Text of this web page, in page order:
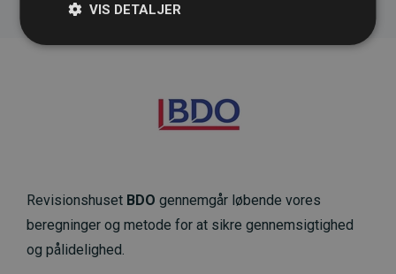
Revisionshuset BDO gennemgår løbende vores
beregninger og metode for at sikre gennemsigtighed
og pålidelighed.
VIS DETALJER